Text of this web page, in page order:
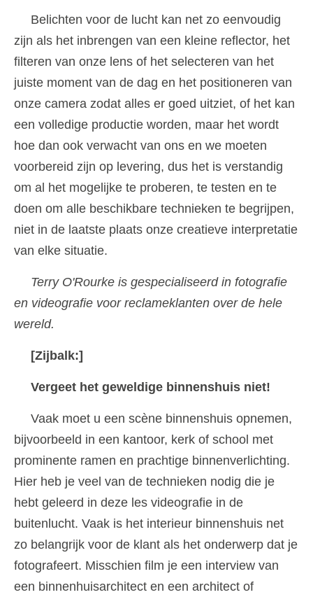
Belichten voor de lucht kan net zo eenvoudig
zijn als het inbrengen van een kleine reflector, het
filteren van onze lens of het selecteren van het
juiste moment van de dag en het positioneren van
onze camera zodat alles er goed uitziet, of het kan
een volledige productie worden, maar het wordt
hoe dan ook verwacht van ons en we moeten
voorbereid zijn op levering, dus het is verstandig
om al het mogelijke te proberen, te testen en te
doen om alle beschikbare technieken te begrijpen,
niet in de laatste plaats onze creatieve interpretatie
van elke situatie.
Terry O'Rourke is gespecialiseerd in fotografie
en videografie voor reclameklanten over de hele
wereld.
[Zijbalk:]
Vergeet het geweldige binnenshuis niet!
Vaak moet u een scène binnenshuis opnemen,
bijvoorbeeld in een kantoor, kerk of school met
prominente ramen en prachtige binnenverlichting.
Hier heb je veel van de technieken nodig die je
hebt geleerd in deze les videografie in de
buitenlucht. Vaak is het interieur binnenshuis net
zo belangrijk voor de klant als het onderwerp dat je
fotografeert. Misschien film je een interview van
een binnenhuisarchitect en een architect of